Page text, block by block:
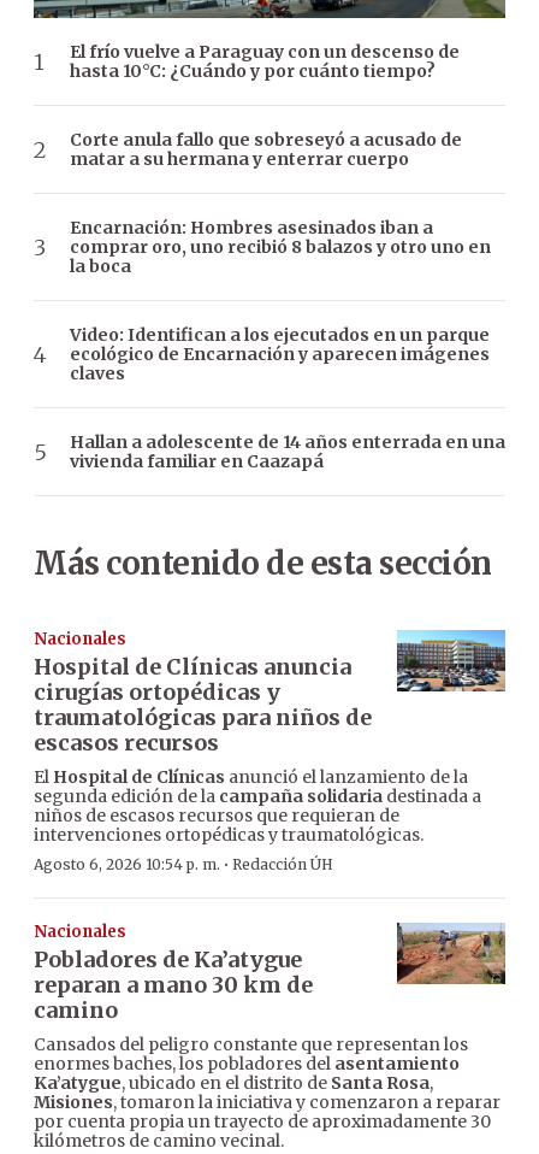
El frío vuelve a Paraguay con un descenso de
hasta 10°C: ¿Cuándo y por cuánto tiempo?
Corte anula fallo que sobreseyó a acusado de
matar a su hermana y enterrar cuerpo
Encarnación: Hombres asesinados iban a
comprar oro, uno recibió 8 balazos y otro uno en
la boca
Video: Identifican a los ejecutados en un parque
ecológico de Encarnación y aparecen imágenes
claves
Hallan a adolescente de 14 años enterrada en una
vivienda familiar en Caazapá
Más contenido de esta sección
Nacionales
Hospital de Clínicas anuncia
cirugías ortopédicas y
traumatológicas para niños de
escasos recursos
El Hospital de Clínicas anunció el lanzamiento de la
segunda edición de la campaña solidaria destinada a
niños de escasos recursos que requieran de
intervenciones ortopédicas y traumatológicas.
Agosto 6, 2026 10:54 p. m. · Redacción ÚH
Nacionales
Pobladores de Ka’atygue
reparan a mano 30 km de
camino
Cansados del peligro constante que representan los
enormes baches, los pobladores del asentamiento
Ka’atygue, ubicado en el distrito de Santa Rosa,
Misiones, tomaron la iniciativa y comenzaron a reparar
por cuenta propia un trayecto de aproximadamente 30
kilómetros de camino vecinal.